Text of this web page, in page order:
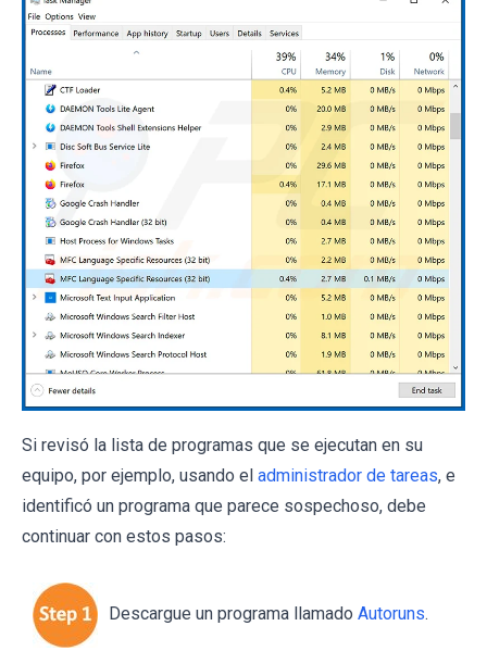
Si revisó la lista de programas que se ejecutan en su
equipo, por ejemplo, usando el administrador de tareas, e
identificó un programa que parece sospechoso, debe
continuar con estos pasos:
Descargue un programa llamado Autoruns.